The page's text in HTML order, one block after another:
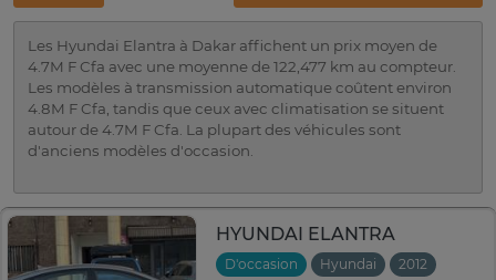
Les Hyundai Elantra à Dakar affichent un prix moyen de
4.7M F Cfa avec une moyenne de 122,477 km au compteur.
Les modèles à transmission automatique coûtent environ
4.8M F Cfa, tandis que ceux avec climatisation se situent
autour de 4.7M F Cfa. La plupart des véhicules sont
d'anciens modèles d'occasion.
HYUNDAI ELANTRA
D'occasion Hyundai 2012